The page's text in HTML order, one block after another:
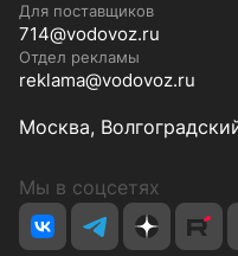
Для поставщиков
714@vodovoz.ru
Отдел рекламы
reklama@vodovoz.ru
Москва,
Мы в соцсетях